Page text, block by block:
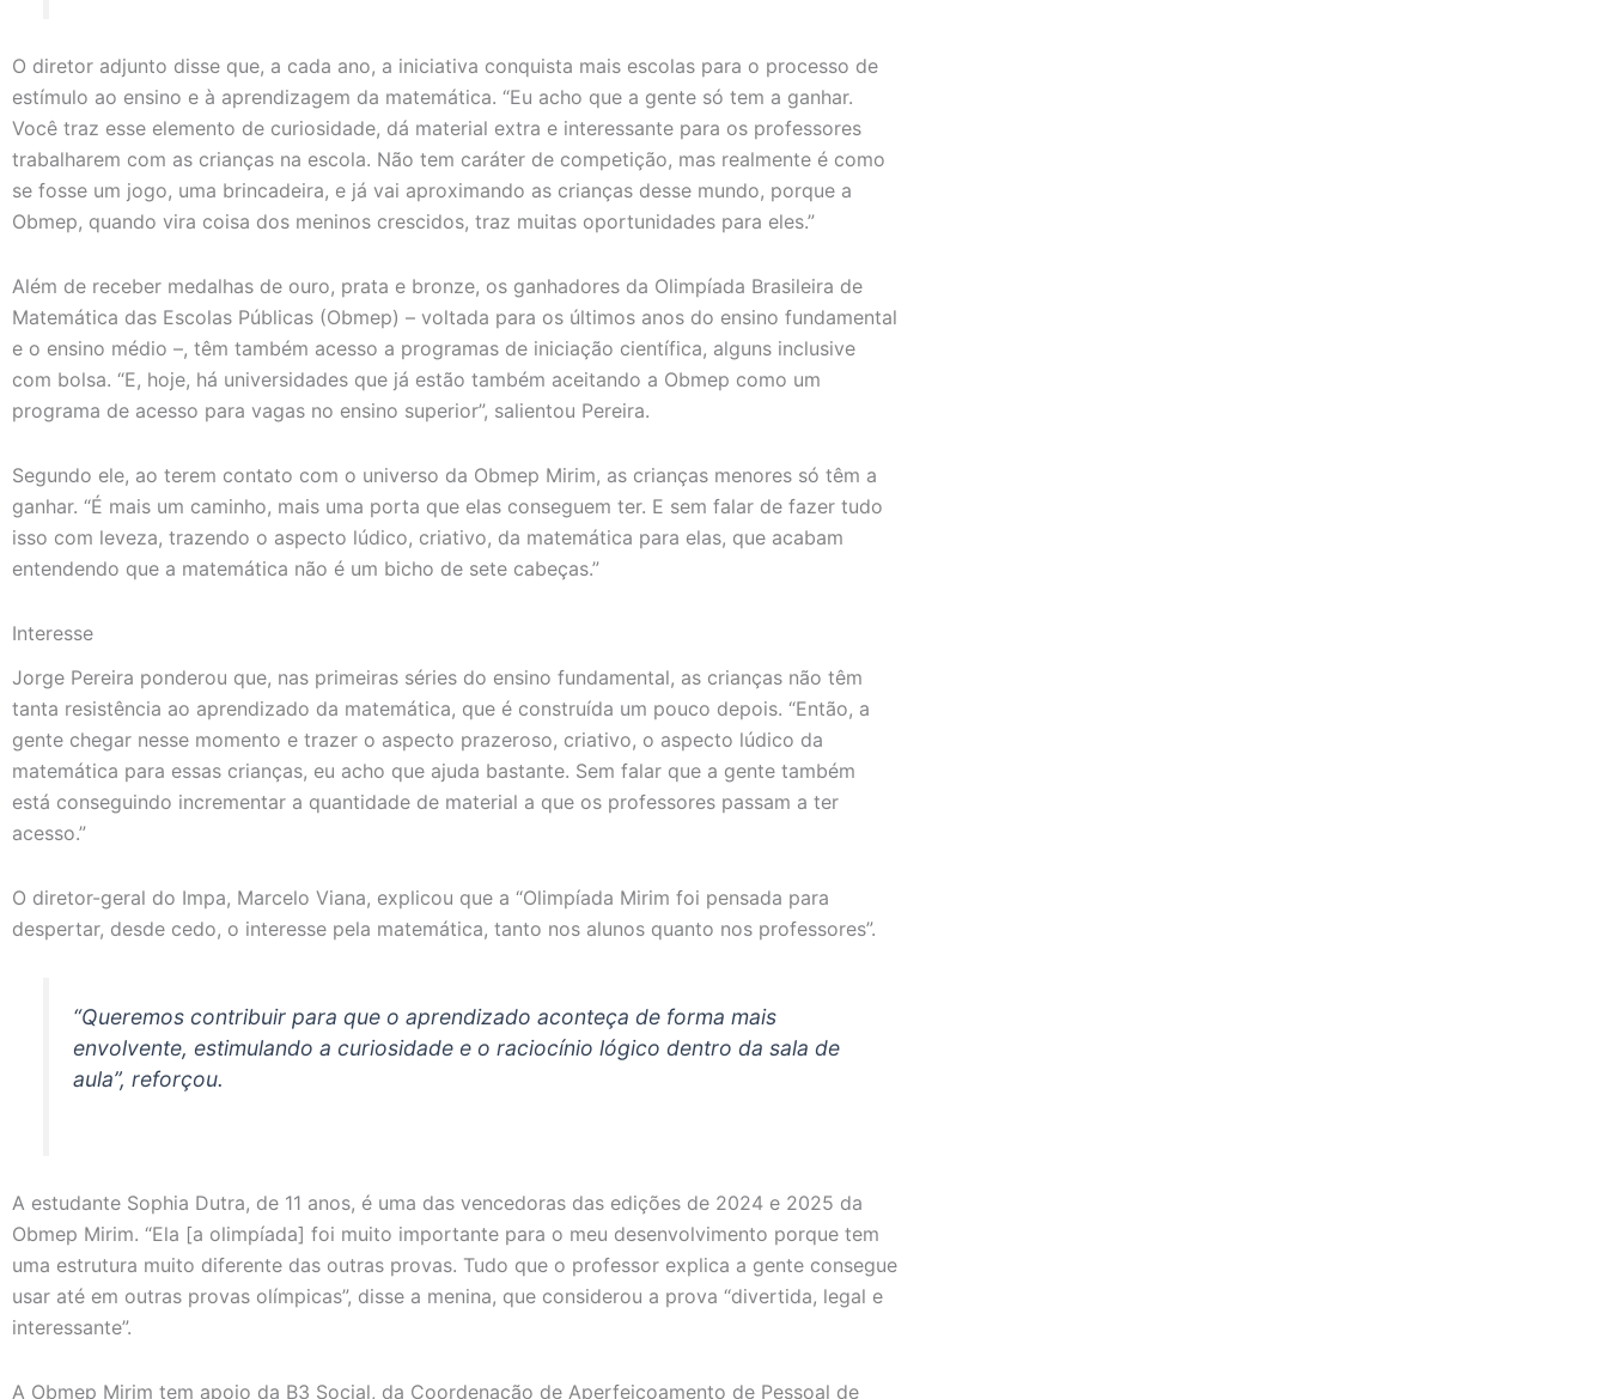
O diretor adjunto disse que, a cada ano, a iniciativa conquista mais escolas para o processo de
estímulo ao ensino e à aprendizagem da matemática. “Eu acho que a gente só tem a ganhar.
Você traz esse elemento de curiosidade, dá material extra e interessante para os professores
trabalharem com as crianças na escola. Não tem caráter de competição, mas realmente é como
se fosse um jogo, uma brincadeira, e já vai aproximando as crianças desse mundo, porque a
Obmep, quando vira coisa dos meninos crescidos, traz muitas oportunidades para eles.”
Além de receber medalhas de ouro, prata e bronze, os ganhadores da Olimpíada Brasileira de
Matemática das Escolas Públicas (Obmep) – voltada para os últimos anos do ensino fundamental
e o ensino médio –, têm também acesso a programas de iniciação científica, alguns inclusive
com bolsa. “E, hoje, há universidades que já estão também aceitando a Obmep como um
programa de acesso para vagas no ensino superior”, salientou Pereira.
Segundo ele, ao terem contato com o universo da Obmep Mirim, as crianças menores só têm a
ganhar. “É mais um caminho, mais uma porta que elas conseguem ter. E sem falar de fazer tudo
isso com leveza, trazendo o aspecto lúdico, criativo, da matemática para elas, que acabam
entendendo que a matemática não é um bicho de sete cabeças.”
Interesse
Jorge Pereira ponderou que, nas primeiras séries do ensino fundamental, as crianças não têm
tanta resistência ao aprendizado da matemática, que é construída um pouco depois. “Então, a
gente chegar nesse momento e trazer o aspecto prazeroso, criativo, o aspecto lúdico da
matemática para essas crianças, eu acho que ajuda bastante. Sem falar que a gente também
está conseguindo incrementar a quantidade de material a que os professores passam a ter
acesso.”
O diretor-geral do Impa, Marcelo Viana, explicou que a “Olimpíada Mirim foi pensada para
despertar, desde cedo, o interesse pela matemática, tanto nos alunos quanto nos professores”.
“Queremos contribuir para que o aprendizado aconteça de forma mais
envolvente, estimulando a curiosidade e o raciocínio lógico dentro da sala de
aula”, reforçou.
A estudante Sophia Dutra, de 11 anos, é uma das vencedoras das edições de 2024 e 2025 da
Obmep Mirim. “Ela [a olimpíada] foi muito importante para o meu desenvolvimento porque tem
uma estrutura muito diferente das outras provas. Tudo que o professor explica a gente consegue
usar até em outras provas olímpicas”, disse a menina, que considerou a prova “divertida, legal e
interessante”.
A Obmep Mirim tem apoio da B3 Social, da Coordenação de Aperfeiçoamento de Pessoal de